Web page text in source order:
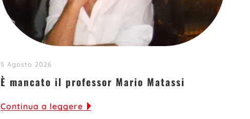
5 Agosto 2026
È mancato il professor Mario Matassi
Continua a leggere